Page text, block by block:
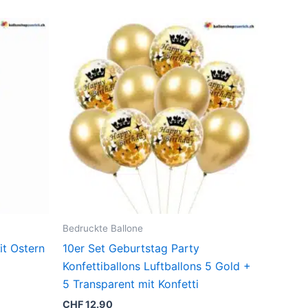
Ostern
Bedruckte Ballone
10er Set Geburtstag Party
Konfettiballons Luftballons 5 Gold +
5 Transparent mit Konfetti
CHF12.90